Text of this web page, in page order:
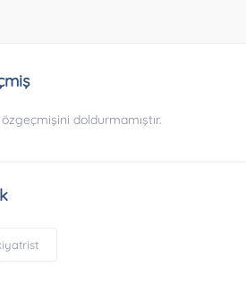
doldurmamıştır.